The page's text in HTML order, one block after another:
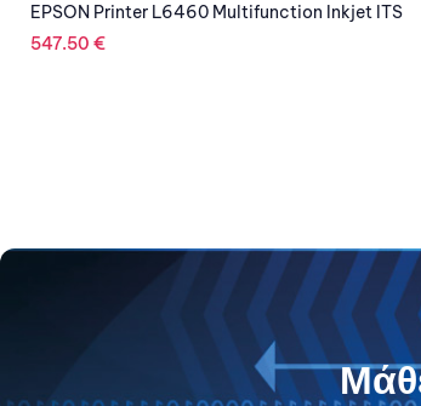
EPSON Printer L6290 Multifunction Inkjet ITS
524.60€